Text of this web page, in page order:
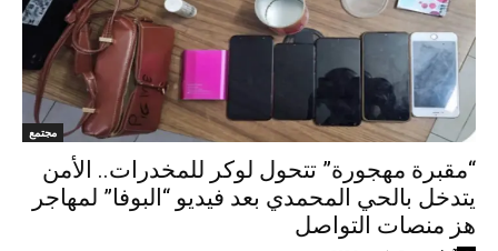
مجتمع
“مقبرة مهجورة” تتحول لوكر للمخدرات.. الأمن
يتدخل بالحي المحمدي بعد فيديو “البوفا” لمهاجر
هز منصات التواصل